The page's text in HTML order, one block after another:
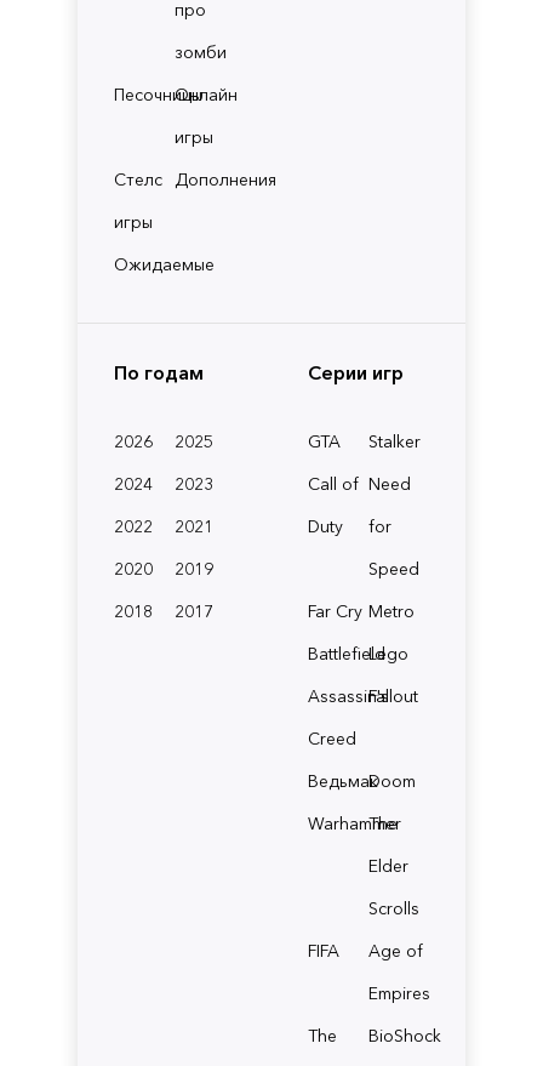
про
зомби
ПесочницыОнлайн
игры
Стелс
игры
Дополнения
Ожидаемые
По годам
2026
2025
2024
2023
2022
2021
2020
2019
2018
2017
Серии игр
GTA
Stalker
Call of
Duty
Need
for
Speed
Far Cry Metro
BattlefieldLego
Assassin's
Creed
Fallout
ВедьмакDoom
Warhammer
The
Elder
Scrolls
FIFA
Age of
Empires
The
BioShock